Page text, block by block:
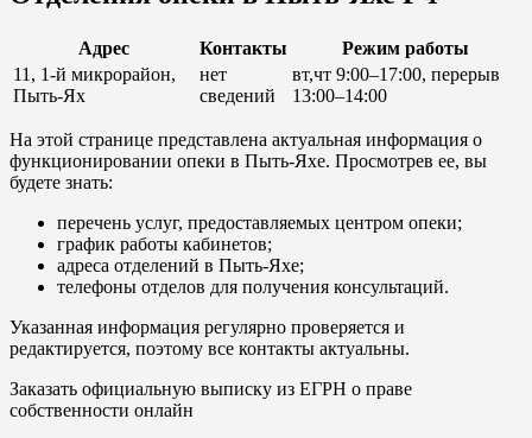
Адрес Контакты
Режим работы
11, 1-й микрорайон,
Пыть-Ях
нет
сведений
вт,чт 9:00–17:00, перерыв
13:00–14:00
На этой странице представлена актуальная информация о
функционировании опеки в Пыть-Яхе. Просмотрев ее, вы
будете знать:
перечень услуг, предоставляемых центром опеки;
график работы кабинетов;
адреса отделений в Пыть-Яхе;
телефоны отделов для получения консультаций.
Указанная информация регулярно проверяется и
редактируется, поэтому все контакты актуальны.
Заказать официальную выписку из ЕГРН о праве
собственности онлайн